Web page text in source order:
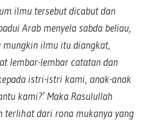
ilmu tersebut dicabut dan
Arab menyela sabda beliau,
mungkin ilmu itu diangkat,
lembar-lembar catatan dan
istri-istri kami, anak-anak
kami?’ Maka Rasulullah
terlihat dari rona mukanya yang